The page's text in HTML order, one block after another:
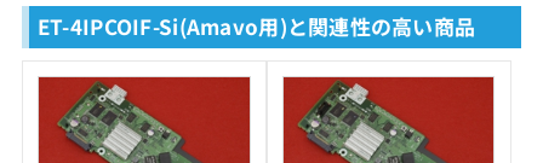
ET-4IPCOIF-Si(Amavo用)と関連性の高い商品